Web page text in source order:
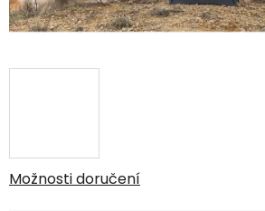
Možnosti doručení